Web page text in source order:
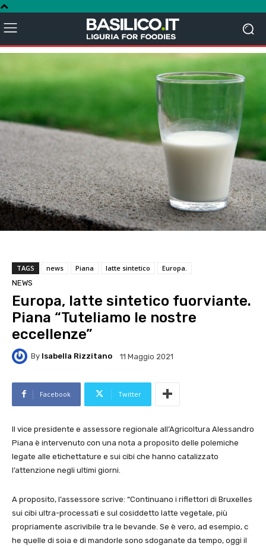
TAGS news Piana latte sintetico
Europa.
NEWS
Europa, latte sintetico fuorviante.
Piana “Tuteliamo le nostre
eccellenze”
By Isabella Rizzitano 11 Maggio 2021
Facebook Twitter
Il vice presidente e assessore regionale all’Agricoltura Alessandro
Piana è intervenuto con una nota a proposito delle polemiche
legate alle etichettature e sui cibi che hanno catalizzato
l’attenzione negli ultimi giorni.
A proposito, l’assessore scrive: “Continuano i riflettori di Bruxelles
sui cibi ultra-processati e sul cosiddetto latte vegetale, più
propriamente ascrivibile tra le bevande. Se è vero, ad esempio, c
he quelle di soia e di mandorle sono sdoganate da tempo, oggi il